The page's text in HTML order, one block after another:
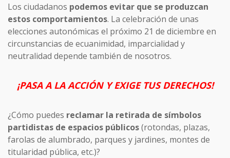
Los ciudadanos podemos evitar que se produzcan
estos comportamientos. La celebración de unas
elecciones autonómicas el próximo 21 de diciembre en
circunstancias de ecuanimidad, imparcialidad y
neutralidad depende también de nosotros.
¡PASA A LA ACCIÓN Y EXIGE TUS DERECHOS!
¿Cómo puedes reclamar la retirada de símbolos
partidistas de espacios públicos(rotondas, plazas,
farolas de alumbrado, parques y jardines, montes de
titularidad pública, etc.)?